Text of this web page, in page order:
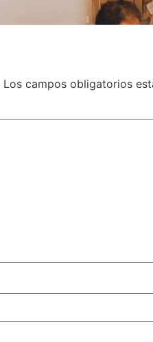
Los campos obligatorios